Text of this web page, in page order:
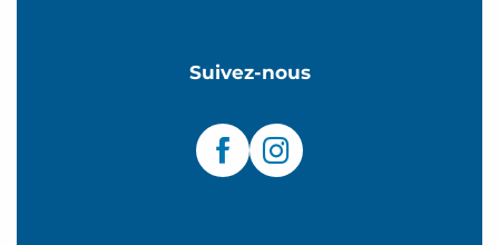
Suivez-nous